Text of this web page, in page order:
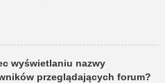
wyświetlaniu nazwy
przeglądających forum?